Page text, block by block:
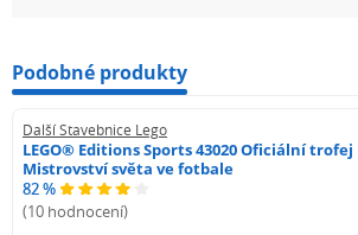
Podobné produkty
Další Stavebnice Lego
LEGO® Editions Sports 43020 Oficiální trofej
Mistrovství světa ve fotbale
82 %
(10 hodnocení)